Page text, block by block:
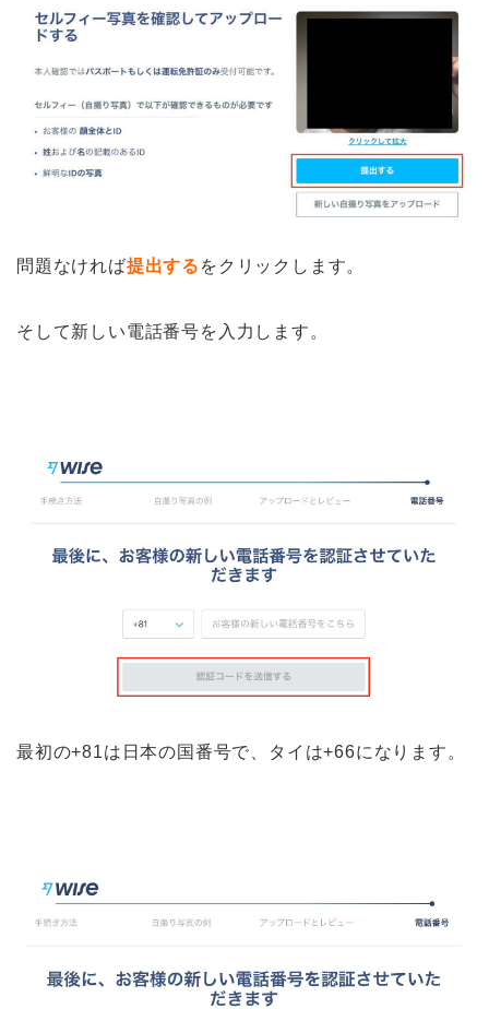
問題なければ提出する をクリックします。
そして新しい電話番号を入力します。
最初の+81は日本の国番号で、タイは+66になります。